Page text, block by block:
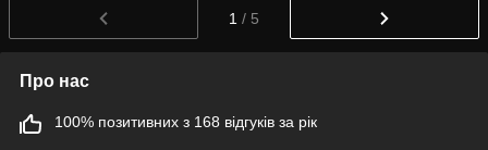
1 / 5
Про нас
100% позитивних з 168 відгуків за рік